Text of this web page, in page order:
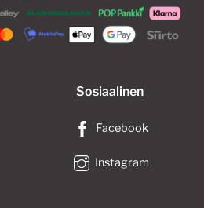
valinnat
tuotteen
Sosiaalinen
Facebook
Instagram